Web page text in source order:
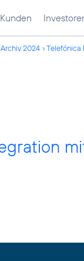
Kunden
Archiv 2024 Telefónica